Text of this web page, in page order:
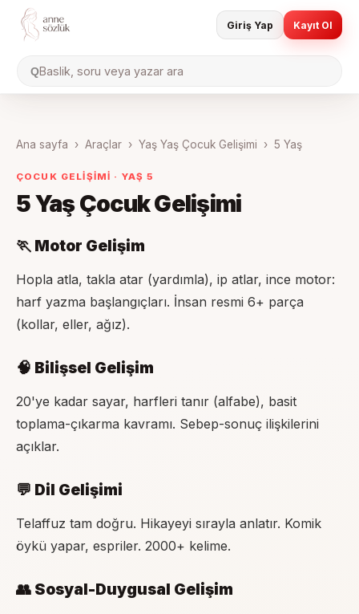
QBaslik, soru veya yazar ara
Giriş Yap Kayıt Ol
Ana sayfa › Araçlar › Yaş Yaş Çocuk Gelişimi › 5 Yaş
ÇOCUK GELİŞİMİ · YAŞ5
5 YaşÇocuk Gelişimi
🏃 Motor Gelişim
Hopla atla, takla atar (yardımla), ip atlar, ince motor:
harf yazma başlangıçları. İnsan resmi 6+ parça
(kollar, eller, ağız).
🧠 Bilişsel Gelişim
20'ye kadar sayar, harfleri tanır (alfabe), basit
toplama-çıkarma kavramı. Sebep-sonuç ilişkilerini
açıklar.
💬 Dil Gelişimi
Telaffuz tam doğru. Hikayeyi sırayla anlatır. Komik
öykü yapar, espriler. 2000+ kelime.
👥 Sosyal-Duygusal Gelişim